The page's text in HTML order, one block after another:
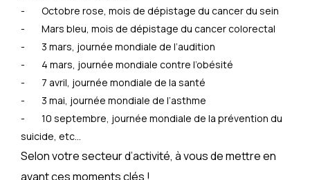
- Octobre rose, mois de dépistage du cancer du sein
- Mars bleu, mois de dépistage du cancer colorectal
- 3 mars, journée mondiale de l’audition
- 4 mars, journée mondiale contre l’obésité
- 7 avril, journée mondiale de la santé
- 3 mai, journée mondiale de l’asthme
- 10 septembre, journée mondiale de la prévention du
suicide, etc…
Selon votre secteur d’activité, à vous de mettre en
avant ces moments clés !